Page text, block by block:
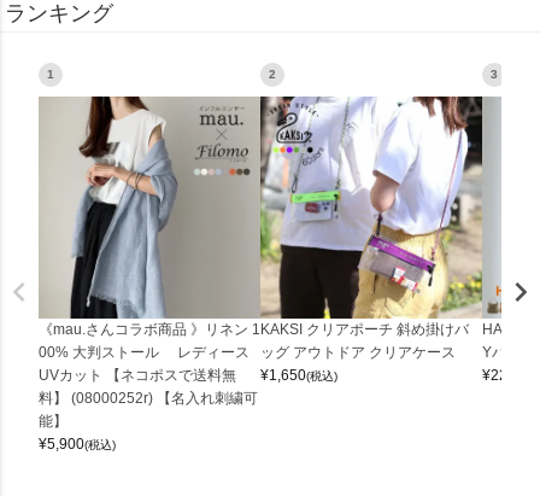
ランキング
1
《mau.さんコラボ商品 》リネン 1
00% 大判ストール レディース
UVカット 【ネコポスで送料無
料】 (08000252r) 【名入れ刺繍可
能】
¥5,900(税込)
2
KAKSI クリアポーチ 斜め掛けバ
ッグ アウトドア クリアケース
¥1,650(税込)
3
Yバッグ
¥22,000